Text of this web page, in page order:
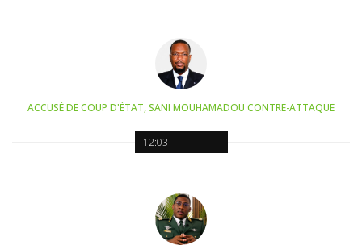
12:03
ACCUSÉ DE COUP D'ÉTAT, SANI MOUHAMADOU CONTRE-ATTAQUE